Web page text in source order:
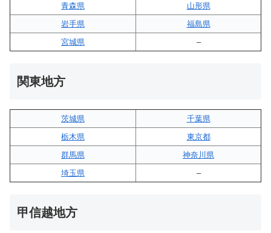
青森県
山形県
岩手県
福島県
宮城県
–
関東地方
茨城県
千葉県
栃木県
東京都
群馬県
神奈川県
埼玉県
–
甲信越地方